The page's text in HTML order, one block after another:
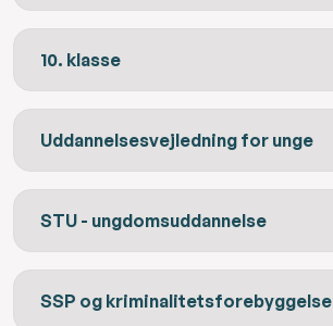
10. klasse
Uddannelsesvejledning for unge
STU - ungdomsuddannelse
SSP og kriminalitetsforebyggelse